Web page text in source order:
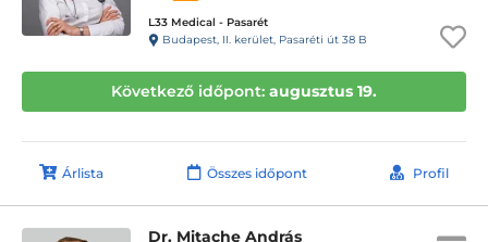
L33 Medical - Pasarét
Budapest, II. kerület, Pasaréti út 38 B
Következő időpont: augusztus 19.
Árlista Összes időpont Profil
Dr. Mitache András